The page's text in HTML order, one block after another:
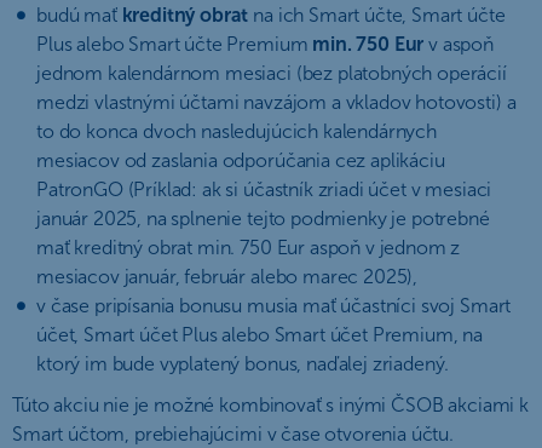
budú mať kreditný obrat na ich Smart účte, Smart účte
Plus alebo Smart účte Premium min. 750 Eur v aspoň
jednom kalendárnom mesiaci (bez platobných operácií
medzi vlastnými účtami navzájom a vkladov hotovosti) a
to do konca dvoch nasledujúcich kalendárnych
mesiacov od zaslania odporúčania cez aplikáciu
PatronGO (Príklad: ak si účastník zriadi účet v mesiaci
január 2025, na splnenie tejto podmienky je potrebné
mať kreditný obrat min. 750 Eur aspoň v jednom z
mesiacov január, február alebo marec 2025),
v čase pripísania bonusu musia mať účastníci svoj Smart
účet, Smart účet Plus alebo Smart účet Premium, na
ktorý im bude vyplatený bonus, naďalej zriadený.
Túto akciu nie je možné kombinovať s inými ČSOB akciami k
Smart účtom, prebiehajúcimi v čase otvorenia účtu.